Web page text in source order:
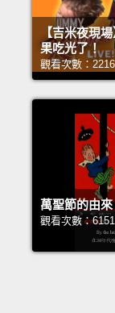
【吉米夜現
果吃光了！
觀看次數：
萬聖節的由來
觀看次數：